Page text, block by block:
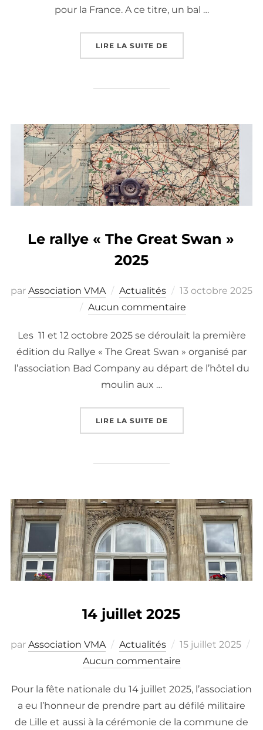
pour la France. A ce titre, un bal …
LIRE LA SUITE DE« WEEK-END DU
Le rallye « The Great Swan »
2025
par Association VMA Actualités
Publié
le
13 octobre 2025
Aucun commentaire
Les 11 et 12 octobre 2025 se déroulait la première
édition du Rallye « The Great Swan » organisé par
l’association Bad Company au départ de l’hôtel du
moulin aux …
LIRE LA SUITE DE« LE RALLYE « THE
14 juillet 2025
par Association VMA Actualités
Publié
le
15 juillet 2025
Aucun commentaire
Pour la fête nationale du 14 juillet 2025, l’association
a eu l’honneur de prendre part au défilé militaire
de Lille et aussi à la cérémonie de la commune de